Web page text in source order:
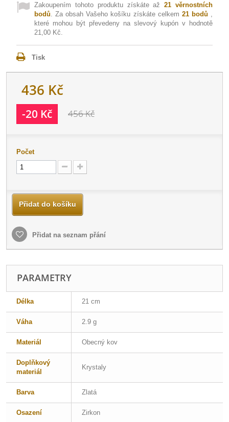
Zakoupením tohoto produktu získáte až21 věrnostních
bodů. Za obsah Vašeho košíku získáte celkem 21bodů ,
které mohou být převedeny na slevový kupón v hodnotě
21,00 Kč.
Tisk
436 Kč
-20 Kč 456 Kč
Počet
Přidat do košíku
Přidat na seznam přání
PARAMETRY
Délka 21 cm
Váha 2.9 g
Materiál Obecný kov
Doplňkový
materiál
Krystaly
Barva Zlatá
Osazení Zirkon